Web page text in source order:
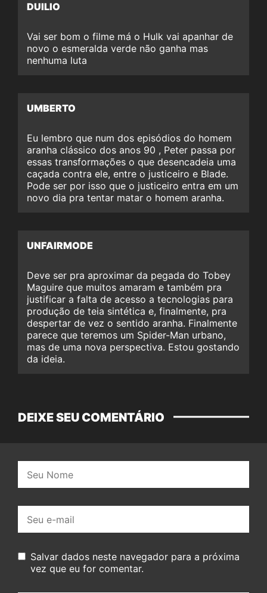
DUILIO
Vai ser bom o filme má o Hulk vai apanhar de
novo o esmeralda verde não ganha mas
nenhuma luta
UMBERTO
Eu lembro que num dos episódios do homem
aranha clássico dos anos 90 , Peter passa por
essas transformações o que desencadeia uma
caçada contra ele, entre o justiceiro e Blade.
Pode ser por isso que o justiceiro entra em um
novo dia pra tentar matar o homem aranha.
UNFAIRMODE
Deve ser pra aproximar da pegada do Tobey
Maguire que muitos amaram e também pra
justificar a falta de acesso a tecnologias para
produção de teia sintética e, finalmente, pra
despertar de vez o sentido aranha. Finalmente
parece que teremos um Spider-Man urbano,
mas de uma nova perspectiva. Estou gostando
da ideia.
DEIXE SEU COMENTÁRIO
mail:
Salvar dados neste navegador para a próxima
vez que eu for comentar.